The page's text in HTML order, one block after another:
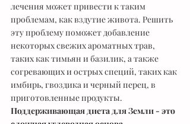
лечения может привести к таким
проблемам, как вздутие живота. Решить
эту проблему поможет добавление
некоторых свежих ароматных трав,
таких как тимьян и базилик, а также
согревающих и острых специй, таких как
имбирь, гвоздика и черный перец, в
приготовленные продукты.
Поддерживающая диета для Земли - это